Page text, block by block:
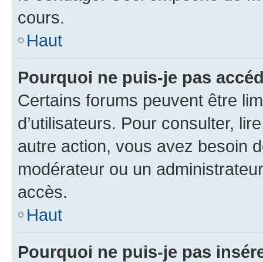
cours.
Haut
Pourquoi ne puis-je pas
Certains forums peuvent être
d’utilisateurs. Pour consulter,
autre action, vous avez besoin
modérateur ou un
accès.
Haut
Pourquoi ne puis-je pas